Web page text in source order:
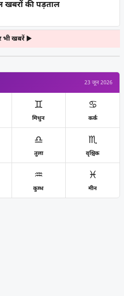
खबरों की पड़ताल
भी खबरें ▶
23 जून 2026
♊
मिथुन
♋
कर्क
♎
तुला
♏
वृश्चिक
♒
कुम्भ
♓
मीन